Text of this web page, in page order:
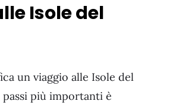
Isole del
un viaggio alle Isole del
passi più importanti è